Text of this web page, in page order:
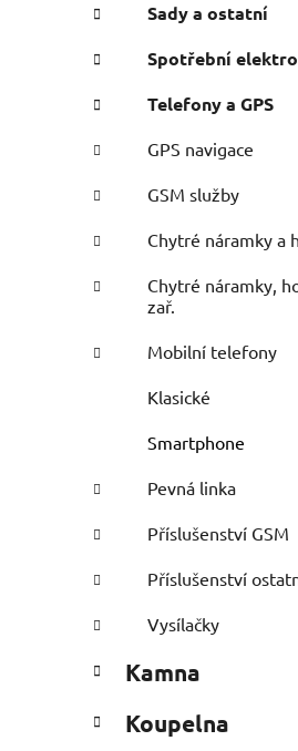
Sady a ostatní
Spotřební
Telefony a GPS
GPS navigace
GSM služby
Chytré náramky a
Chytré náramky,
zař.
Mobilní telefony
Klasické
Smartphone
Pevná linka
Příslušenství GSM
Příslušenství
Vysílačky
Kamna
Koupelna